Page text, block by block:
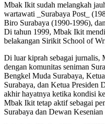
Mbak Ikit sudah melangkah
wartawati _Surabaya Post_
Biro Surabaya (1990-1996),
Di tahun 1999, Mbak Ikit
belakangan Sirikit School of
Di luar kiprah sebagai jurnalis,
dengan komunitas seniman
Bengkel Muda Surabaya,
Surabaya, dan Ketua Presiden
akhir hayatnya ketika kondisi
Mbak Ikit tetap aktif sebagai
Surabaya dan Dewan Kesenian